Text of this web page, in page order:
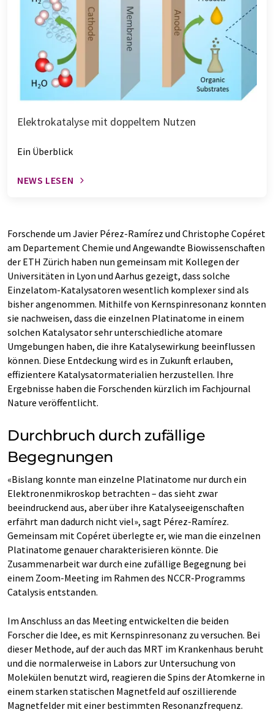
Elektrokatalyse mit doppeltem Nutzen
Ein Überblick
NEWS LESEN
Forschende um Javier Pérez-Ramírez und Christophe Copéret
am Departement Chemie und Angewandte Biowissenschaften
der ETH Zürich haben nun gemeinsam mit Kollegen der
Universitäten in Lyon und Aarhus gezeigt, dass solche
Einzelatom-Katalysatoren wesentlich komplexer sind als
bisher angenommen. Mithilfe von Kernspinresonanz konnten
sie nachweisen, dass die einzelnen Platinatome in einem
solchen Katalysator sehr unterschiedliche atomare
Umgebungen haben, die ihre Katalysewirkung beeinflussen
können. Diese Entdeckung wird es in Zukunft erlauben,
effizientere Katalysatormaterialien herzustellen. Ihre
Ergebnisse haben die Forschenden kürzlich im Fachjournal
Nature veröffentlicht.
Durchbruch durch zufällige
Begegnungen
«Bislang konnte man einzelne Platinatome nur durch ein
Elektronenmikroskop betrachten – das sieht zwar
beeindruckend aus, aber über ihre Katalyseeigenschaften
erfährt man dadurch nicht viel», sagt Pérez-Ramírez.
Gemeinsam mit Copéret überlegte er, wie man die einzelnen
Platinatome genauer charakterisieren könnte. Die
Zusammenarbeit war durch eine zufällige Begegnung bei
einem Zoom-Meeting im Rahmen des NCCR-Programms
Catalysis entstanden.
Im Anschluss an das Meeting entwickelten die beiden
Forscher die Idee, es mit Kernspinresonanz zu versuchen. Bei
dieser Methode, auf der auch das MRT im Krankenhaus beruht
und die normalerweise in Labors zur Untersuchung von
Molekülen benutzt wird, reagieren die Spins der Atomkerne in
einem starken statischen Magnetfeld auf oszillierende
Magnetfelder mit einer bestimmten Resonanzfrequenz.